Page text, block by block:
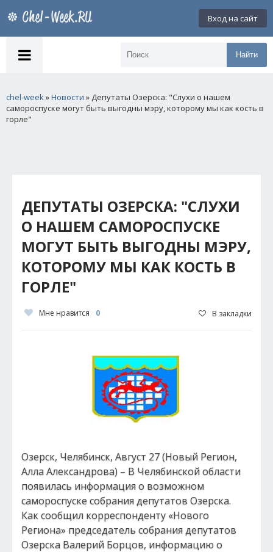
Вход на сайт
Найти
chel-week»Новости » Депутаты Озерска: "Слухи о нашем
самороспуске могут быть выгодны мэру, которому мы как кость в
горле"
ДЕПУТАТЫ ОЗЕРСКА: "СЛУХИ
О НАШЕМ САМОРОСПУСКЕ
МОГУТ БЫТЬ ВЫГОДНЫ МЭРУ,
КОТОРОМУ МЫ КАК КОСТЬ В
ГОРЛЕ"
Мне нравится 0 В закладки
Озерск, Челябинск, Август 27 (Новый Регион,
Алла Александрова) – В Челябинской области
появилась информация о возможном
самороспуске собрания депутатов Озерска.
Как сообщил корреспонденту «Нового
Региона» председатель собрания депутатов
Озерска Валерий Борцов, информацию о